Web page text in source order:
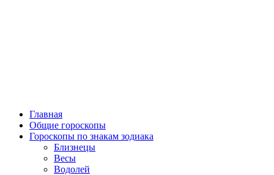
Главная
Общие гороскопы
Гороскопы по знакам зодиака
Близнецы
Весы
Водолей